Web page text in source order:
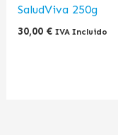
SaludViva 250g
30,00 € IVA Incluido